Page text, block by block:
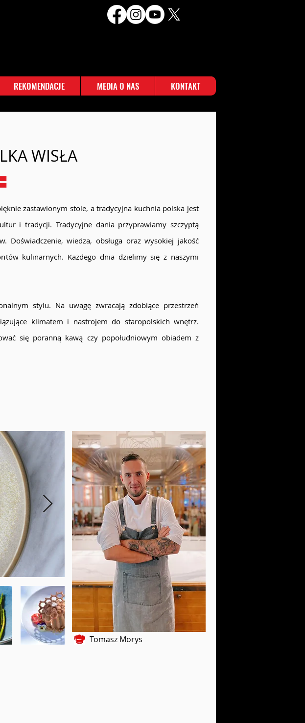
REKOMENDACJE MEDIA O NAS KONTAKT
WISŁA
zastawionym stole, a tradycyjna kuchnia polska jest
i tradycji. Tradycyjne dania przyprawiamy szczyptą
Doświadczenie, wiedza, obsługa oraz wysokiej jakość
kulinarnych. Każdego dnia dzielimy się z naszymi
stylu. Na uwagę zwracają zdobiące przestrzeń
klimatem i nastrojem do staropolskich wnętrz.
się poranną kawą czy popołudniowym obiadem z
Tomasz Morys